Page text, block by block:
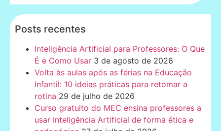
Posts recentes
Inteligência Artificial para Professores: O Que
É e Como Usar 3 de agosto de 2026
Volta às aulas após as férias na Educação
Infantil: 10 ideias práticas para retomar a
rotina 29 de julho de 2026
Curso gratuito do MEC ensina professores a
usar Inteligência Artificial de forma ética e